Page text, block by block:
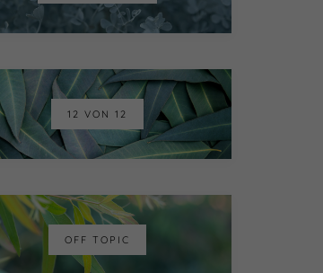
12 VON 12
OFF TOPIC